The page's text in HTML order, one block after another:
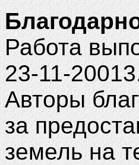
Работа
23-11-
Авторы
за
земель на